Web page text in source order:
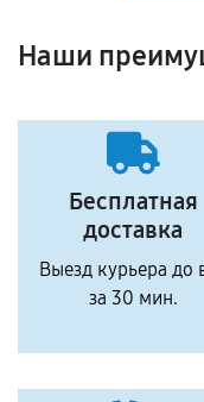
Наши
Бесплатная
доставка
Выезд курьера до
за 30 мин.